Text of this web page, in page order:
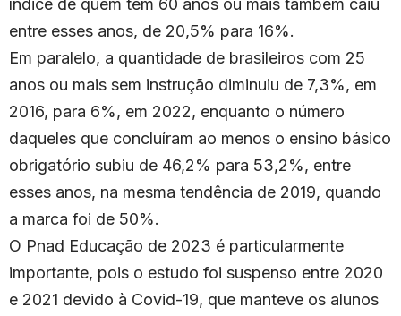
índice de quem tem 60 anos ou mais também caiu
entre esses anos, de 20,5% para 16%.
Em paralelo, a quantidade de brasileiros com 25
anos ou mais sem instrução diminuiu de 7,3%, em
2016, para 6%, em 2022, enquanto o número
daqueles que concluíram ao menos o ensino básico
obrigatório subiu de 46,2% para 53,2%, entre
esses anos, na mesma tendência de 2019, quando
a marca foi de 50%.
O Pnad Educação de 2023 é particularmente
importante, pois o estudo foi suspenso entre 2020
e 2021 devido à Covid-19, que manteve os alunos